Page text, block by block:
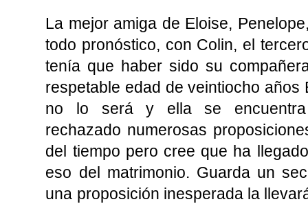
La mejor amiga de Eloise,
todo pronóstico, con Colin, el
tenía que haber sido su
respetable edad de veintiocho años
no lo será y ella se encuentra
rechazado numerosas
del tiempo pero cree que ha
eso del matrimonio. Guarda un
una proposición inesperada la